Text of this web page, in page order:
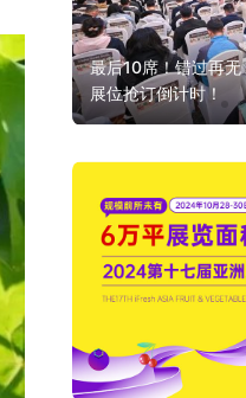
国与
最后10席！错过再
展位抢订倒计时！